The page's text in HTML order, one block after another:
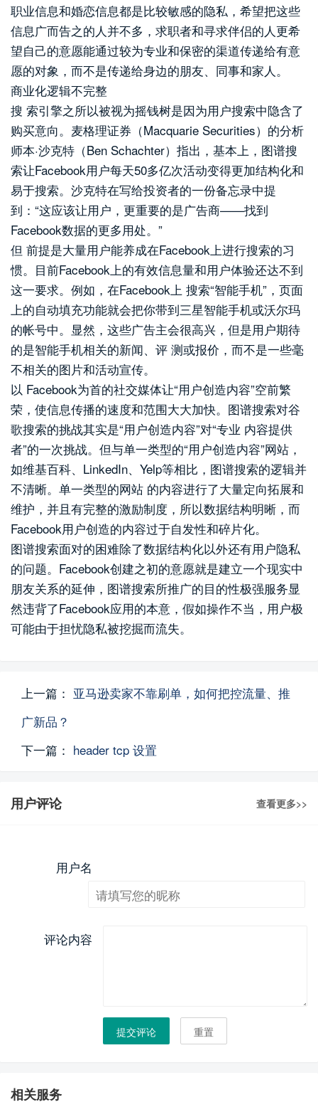
职业信息和婚恋信息都是比较敏感的隐私，希望把这些
信息广而告之的人并不多，求职者和寻求伴侣的人更希
望自己的意愿能通过较为专业和保密的渠道传递给有意
愿的对象，而不是传递给身边的朋友、同事和家人。
商业化逻辑不完整
搜 索引擎之所以被视为摇钱树是因为用户搜索中隐含了
购买意向。麦格理证券（Macquarie Securities）的分析
师本·沙克特（Ben Schachter）指出，基本上，图谱搜
索让Facebook用户每天50多亿次活动变得更加结构化和
易于搜索。沙克特在写给投资者的一份备忘录中提
到：“这应该让用户，更重要的是广告商——找到
Facebook数据的更多用处。”
但 前提是大量用户能养成在Facebook上进行搜索的习
惯。目前Facebook上的有效信息量和用户体验还达不到
这一要求。例如，在Facebook上 搜索“智能手机”，页面
上的自动填充功能就会把你带到三星智能手机或沃尔玛
的帐号中。显然，这些广告主会很高兴，但是用户期待
的是智能手机相关的新闻、评 测或报价，而不是一些毫
不相关的图片和活动宣传。
以 Facebook为首的社交媒体让“用户创造内容”空前繁
荣，使信息传播的速度和范围大大加快。图谱搜索对谷
歌搜索的挑战其实是“用户创造内容”对“专业 内容提供
者”的一次挑战。但与单一类型的“用户创造内容”网站，
如维基百科、LinkedIn、Yelp等相比，图谱搜索的逻辑并
不清晰。单一类型的网站 的内容进行了大量定向拓展和
维护，并且有完整的激励制度，所以数据结构明晰，而
Facebook用户创造的内容过于自发性和碎片化。
图谱搜索面对的困难除了数据结构化以外还有用户隐私
的问题。Facebook创建之初的意愿就是建立一个现实中
朋友关系的延伸，图谱搜索所推广的目的性极强服务显
然违背了Facebook应用的本意，假如操作不当，用户极
可能由于担忧隐私被挖掘而流失。
上一篇： 亚马逊卖家不靠刷单，如何把控流量、推
广新品？
下一篇： header tcp 设置
用户评论 查看更多>>
用户名
评论内容
提交评论 重置
相关服务